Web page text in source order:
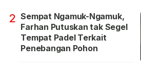
2 Sempat Ngamuk-Ngamuk,
Farhan Putuskan tak Segel
Tempat Padel Terkait
Penebangan Pohon